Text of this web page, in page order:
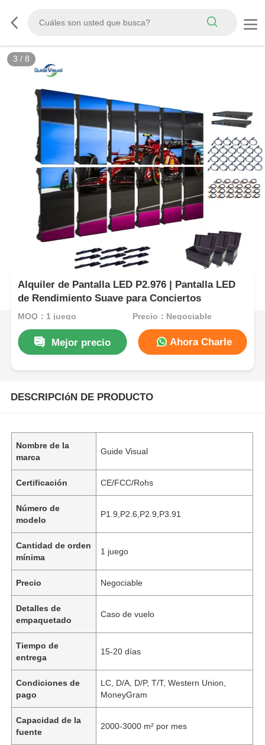
3 / 8
Alquiler de Pantalla LED P2.976 | Pantalla LED
de Rendimiento Suave para Conciertos
MOQ：1 juego Precio：Negociable
Mejor precio Ahora Charle
DESCRIPCIóN DE PRODUCTO
Nombre de la
marca
Guide Visual
Certificación CE/FCC/Rohs
Número de
modelo
P1.9,P2.6,P2.9,P3.91
Cantidad de orden
mínima
1 juego
Precio Negociable
Detalles de
empaquetado
Caso de vuelo
Tiempo de
entrega
15-20 días
Condiciones de
pago
LC, D/A, D/P, T/T, Western Union,
MoneyGram
Capacidad de la
fuente
2000-3000 m² por mes